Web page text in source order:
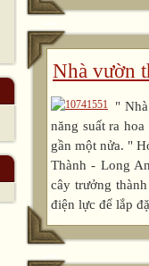
Nhà vườn
"
năng suất ra
gần một nửa. "
Thành - Long
cây trưởng
điện lực để lắp